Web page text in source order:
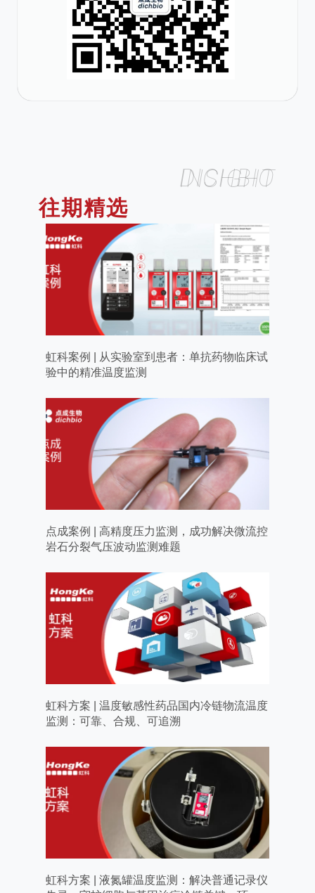
往期精选
DICHBIO INSIGHT
虹科案例 | 从实验室到患者：单抗药物临床试
验中的精准温度监测
点成案例 | 高精度压力监测，成功解决微流控
岩石分裂气压波动监测难题
虹科方案 | 温度敏感性药品国内冷链物流温度
监测：可靠、合规、可追溯
虹科方案 | 液氮罐温度监测：解决普通记录仪